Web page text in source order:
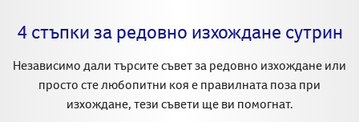
4 стъпки за редовно изхождане сутрин
Независимо дали търсите съвет за редовно изхождане или
просто сте любопитни коя е правилната поза при
изхождане, тези съвети ще ви помогнат.